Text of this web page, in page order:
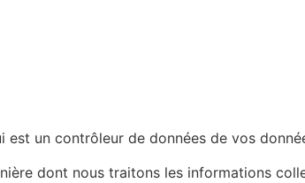
un contrôleur de données de vos
dont nous traitons les informations